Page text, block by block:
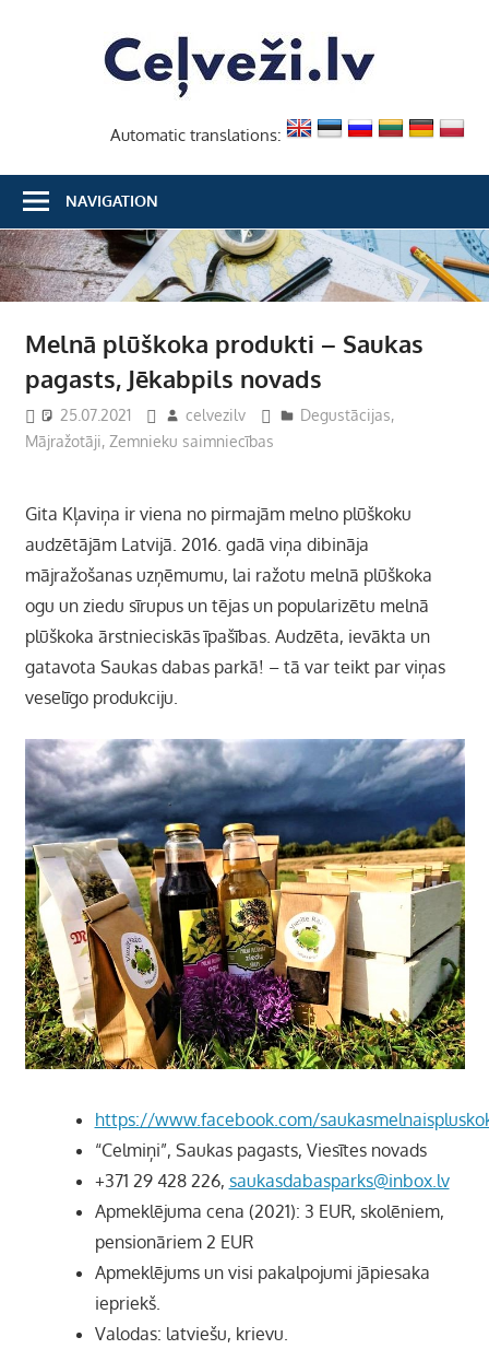
Automatic translations:
NAVIGATION
Melnā plūškoka produkti – Saukas
pagasts, Jēkabpils novads
25.07.2021 celvezilv Degustācijas,
Mājražotāji, Zemnieku saimniecības
Gita Kļaviņa ir viena no pirmajām melno plūškoku
audzētājām Latvijā. 2016. gadā viņa dibināja
mājražošanas uzņēmumu, lai ražotu melnā plūškoka
ogu un ziedu sīrupus un tējas un popularizētu melnā
plūškoka ārstnieciskās īpašības. Audzēta, ievākta un
gatavota Saukas dabas parkā! –tā var teikt par viņas
veselīgo produkciju.
https://www.facebook.com/
“Celmiņi”, Saukas pagasts, Viesītes novads
+371 29 428 226, saukasdabasparks@inbox.lv
Apmeklējuma cena (2021): 3 EUR, skolēniem,
pensionāriem 2 EUR
Apmeklējums un visi pakalpojumi jāpiesaka
iepriekš.
Valodas: latviešu, krievu.